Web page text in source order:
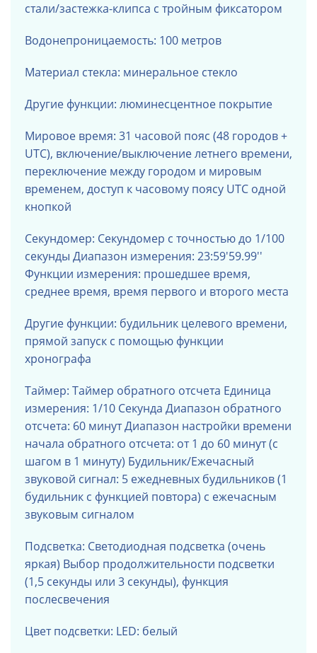
стали/застежка-клипса с тройным фиксатором
Водонепроницаемость: 100 метров
Материал стекла: минеральное стекло
Другие функции: люминесцентное покрытие
Мировое время: 31 часовой пояс (48 городов +
UTC), включение/выключение летнего времени,
переключение между городом и мировым
временем, доступ к часовому поясу UTC одной
кнопкой
Секундомер: Секундомер с точностью до 1/100
секунды Диапазон измерения: 23:59'59.99''
Функции измерения: прошедшее время,
среднее время, время первого и второго места
Другие функции: будильник целевого времени,
прямой запуск с помощью функции
хронографа
Таймер: Таймер обратного отсчета Единица
измерения: 1/10 Секунда Диапазон обратного
отсчета: 60 ​​минут Диапазон настройки времени
начала обратного отсчета: от 1 до 60 минут (с
шагом в 1 минуту) Будильник/Ежечасный
звуковой сигнал: 5 ежедневных будильников (1
будильник с функцией повтора) с ежечасным
звуковым сигналом
Подсветка: Светодиодная подсветка (очень
яркая) Выбор продолжительности подсветки
(1,5 секунды или 3 секунды), функция
послесвечения
Цвет подсветки: LED: белый